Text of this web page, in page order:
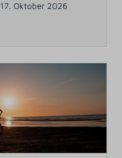
17. Oktober 2026